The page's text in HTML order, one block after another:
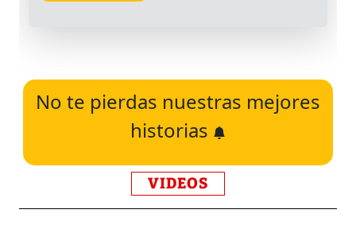
No te pierdas nuestras mejores
historias
VIDEOS